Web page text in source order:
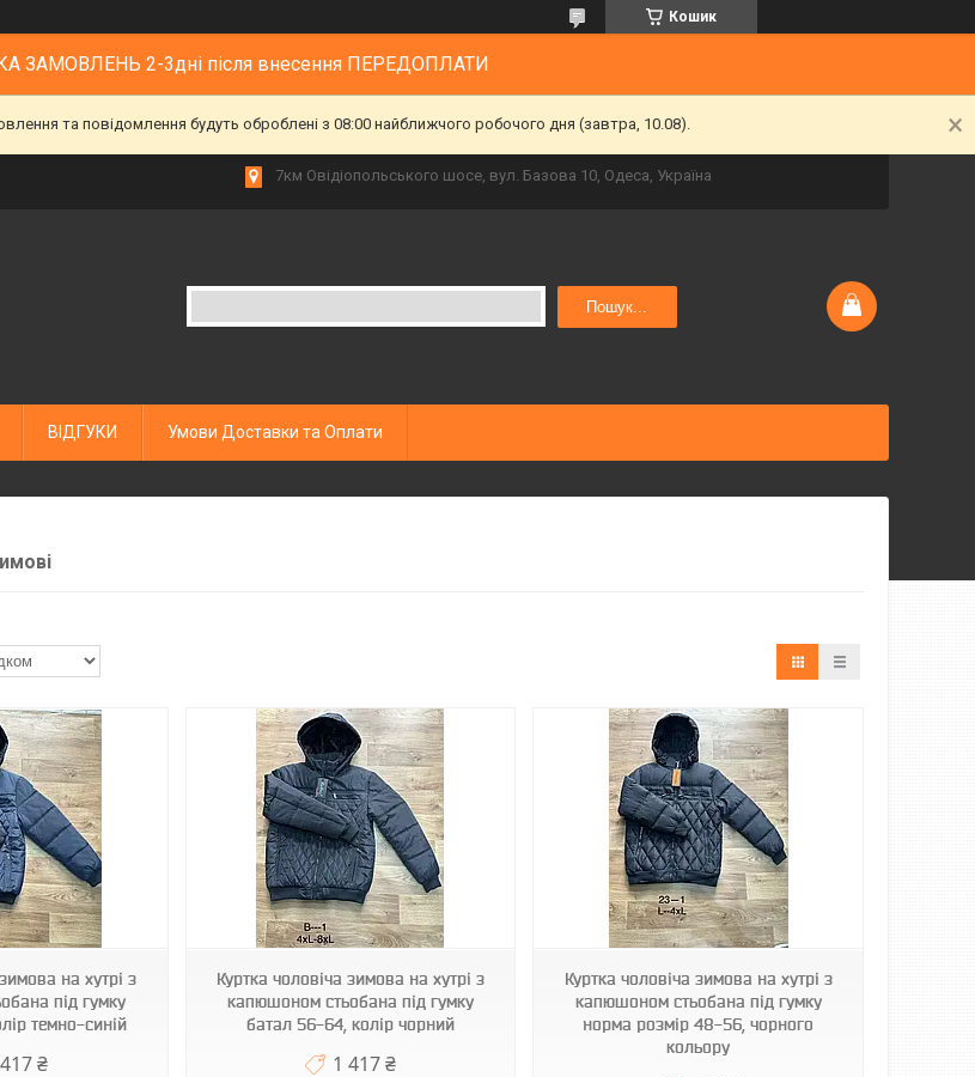
Кошик
ЗАМОВЛЕНЬ 2-3дні після внесення ПЕРЕДОПЛАТИ
та повідомлення будуть оброблені з 08:00 найближчого робочого дня (завтра, 10.08).
7км Овідіопольського шосе, вул. Базова 10, Одеса, Україна
Пошук...
ВІДГУКИ Умови Доставки та Оплати
на хутрі з
під гумку
темно-синій
₴
Куртка чоловіча зимова на хутрі з
капюшоном стьобана під гумку
батал 56-64, колір чорний
1 417 ₴
ЧИН 23-1
Куртка чоловіча зимова на хутрі з
капюшоном стьобана під гумку
норма розмір 48-56, чорного
кольору